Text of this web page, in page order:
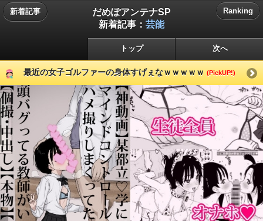
新着記事
だめぽアンテナSP
新着記事： 芸能
Ranking
トップ 次へ
最近の女子ゴルファーの身体すげぇなｗｗｗｗｗ (PickUP!)